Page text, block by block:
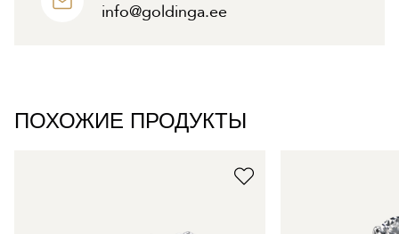
info@goldinga.ee
ПОХОЖИЕ ПРОДУКТЫ